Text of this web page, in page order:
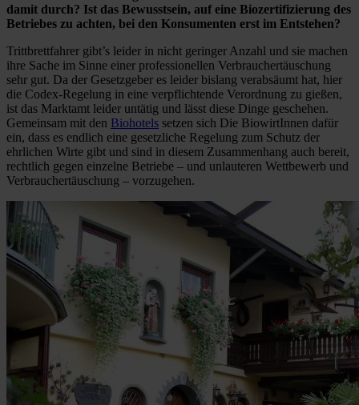
damit durch? Ist das Bewusstsein, auf eine Biozertifizierung des
Betriebes zu achten, bei den Konsumenten erst im Entstehen?
Trittbrettfahrer gibt’s leider in nicht geringer Anzahl und sie machen
ihre Sache im Sinne einer professionellen Verbrauchertäuschung
sehr gut. Da der Gesetzgeber es leider bislang verabsäumt hat, hier
die Codex-Regelung in eine verpflichtende Verordnung zu gießen,
ist das Marktamt leider untätig und lässt diese Dinge geschehen.
Gemeinsam mit den Biohotels setzen sich Die BiowirtInnen dafür
ein, dass es endlich eine gesetzliche Regelung zum Schutz der
ehrlichen Wirte gibt und sind in diesem Zusammenhang auch bereit,
rechtlich gegen einzelne Betriebe – und unlauteren Wettbewerb und
Verbrauchertäuschung – vorzugehen.